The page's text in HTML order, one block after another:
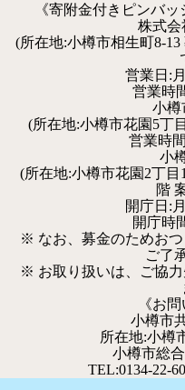
《寄附金付きピンバ
株式会
(所在地:小樽市相生町8-
営業日:
営業時
小樽
(所在地:小樽市花園5丁
営業時
小
(所在地:小樽市花園2丁目
階
開庁日:
開庁時
※ なお、募金のためお
ご了
※ お取り扱いは、ご協
《お
小樽市
所在地:小樽
小樽市総
TEL:0134-22-